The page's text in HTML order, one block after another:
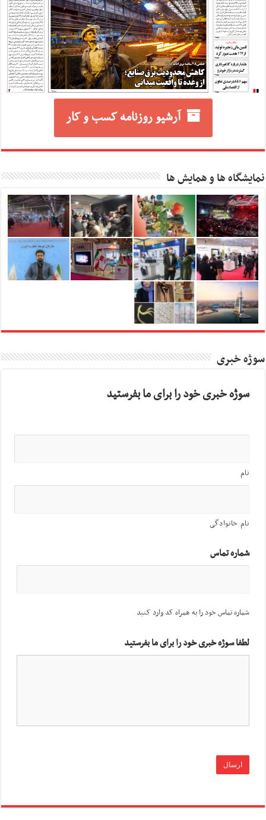
آرشیو روزنامه کسب و کار
نمایشگاه ها و همایش ها
سوژه خبری
سوژه خبری خود را برای ما بفرستید
نام
نام خانوادگی
شماره تماس
شماره تماس خود را به همراه کد وارد کنید
لطفا سوژه خبری خود را برای ما بفرستید